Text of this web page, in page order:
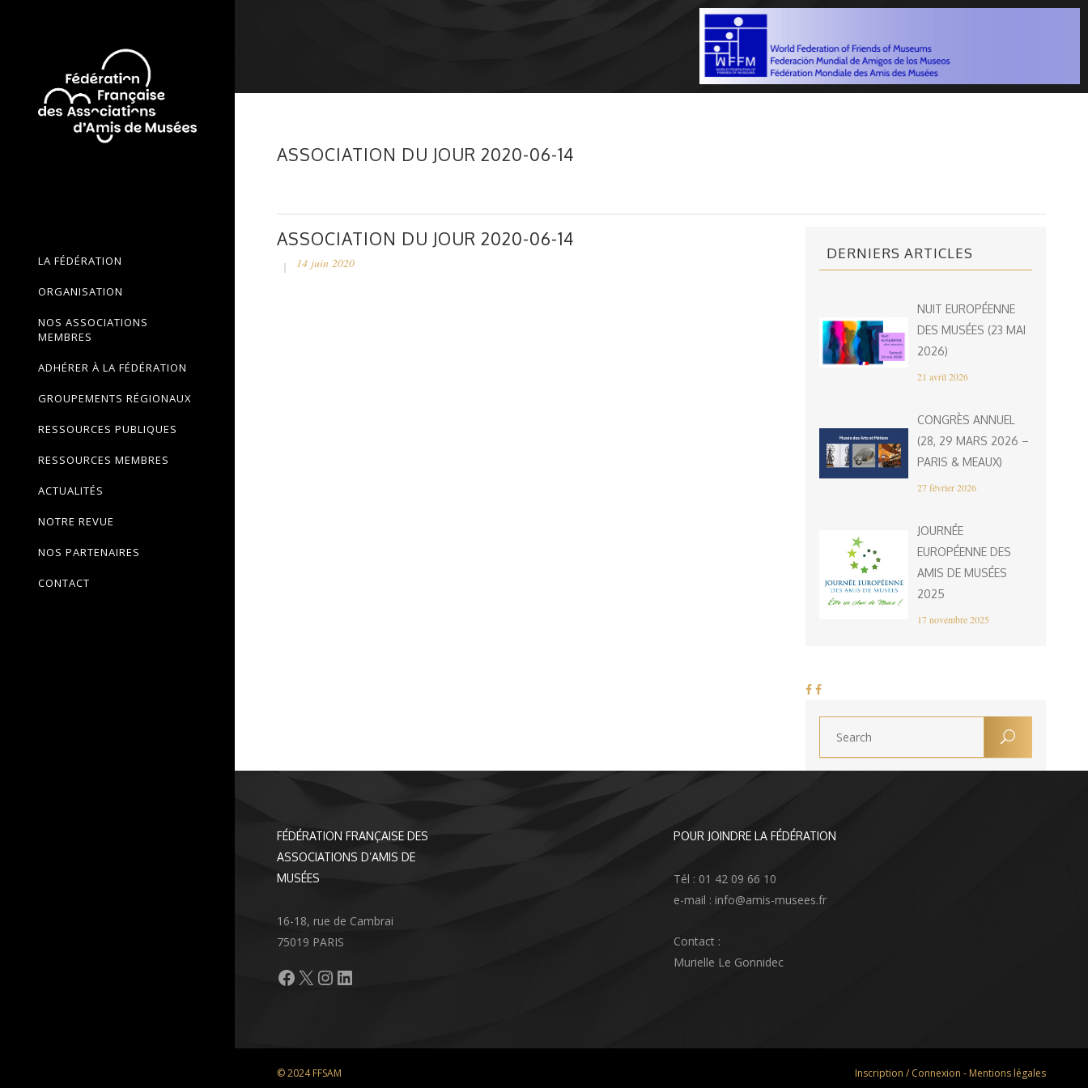
LA FÉDÉRATION
ORGANISATION
NOS ASSOCIATIONS
MEMBRES
ADHÉRER À LA FÉDÉRATION
GROUPEMENTS RÉGIONAUX
RESSOURCES PUBLIQUES
RESSOURCES MEMBRES
ACTUALITÉS
NOTRE REVUE
NOS PARTENAIRES
CONTACT
ASSOCIATION DU JOUR 2020-06-14
ASSOCIATION DU JOUR 2020-06-14
14 juin 2020
DERNIERS ARTICLES
NUIT EUROPÉENNE
DES MUSÉES (23 MAI
2026)
21 avril 2026
CONGRÈS ANNUEL
(28, 29 MARS 2026 –
PARIS & MEAUX)
27 février 2026
JOURNÉE
EUROPÉENNE DES
AMIS DE MUSÉES
2025
17 novembre 2025
FÉDÉRATION FRANÇAISE DES
ASSOCIATIONS D’AMIS DE
MUSÉES
16-18, rue de Cambrai
75019 PARIS
Facebook
X Instagram
LinkedIn
POUR JOINDRE LA FÉDÉRATION
Tél : 01 42 09 66 10
e-mail : info@amis-musees.fr
Contact :
Murielle Le Gonnidec
© 2024 FFSAM Inscription / Connexion - Mentions légales